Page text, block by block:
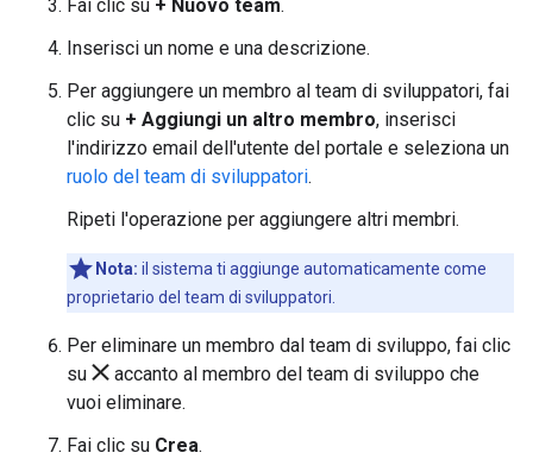
Fai clic su + Nuovo team.
Inserisci un nome e una descrizione.
Per aggiungere un membro al team di sviluppatori, fai
clic su + Aggiungi un altro membro, inserisci
l'indirizzo email dell'utente del portale e seleziona un
ruolo del team di sviluppatori.
Ripeti l'operazione per aggiungere altri membri.
Nota: il sistema ti aggiunge automaticamente come
proprietario del team di sviluppatori.
Per eliminare un membro dal team di sviluppo, fai clic
su
accanto al membro del team di sviluppo che
vuoi eliminare.
Fai clic su Crea.